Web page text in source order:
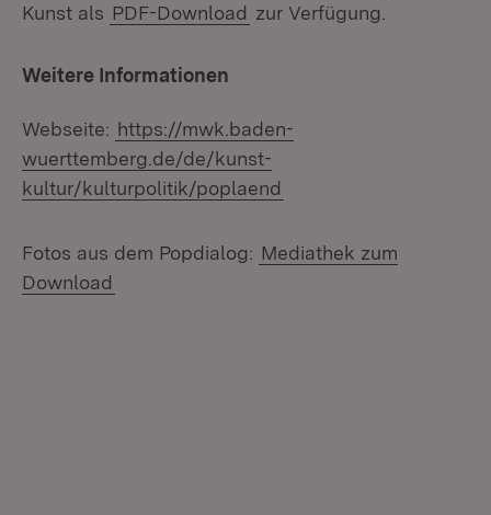
Kunst als PDF-Download zur Verfügung.
Weitere Informationen
Webseite: https://mwk.baden-
wuerttemberg.de/de/kunst-
kultur/kulturpolitik/poplaend
Fotos aus dem Popdialog: Mediathek zum
Download